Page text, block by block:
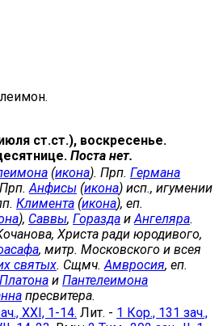
ст.ст.), воскресенье.
Поста нет.
(икона). Прп. Германа
Анфисы (икона) исп., игумении
Климента (икона), еп.
), Саввы, Горазда и Ангеляра.
Христа ради юродивого,
, митр. Московского и всея
святых. Сщмч. Амвросия, еп.
Платона и Пантелеимона
пресвитера.
XXI, 1-14. Лит. - 1 Кор., 131 зач.,